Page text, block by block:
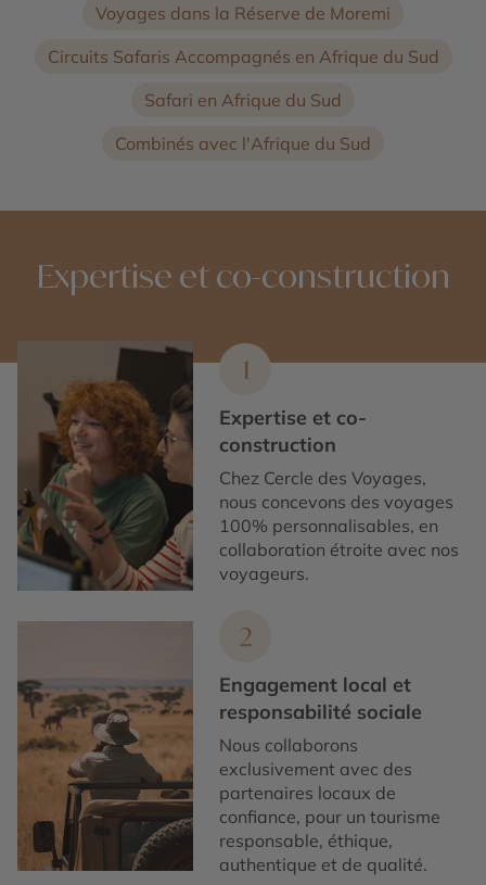
Voyages dans la Réserve de Moremi
Circuits Safaris Accompagnés en Afrique du Sud
Safari en Afrique du Sud
Combinés avec l'Afrique du Sud
Expertise et co-construction
1
Expertise et co-
construction
Chez Cercle des Voyages,
nous concevons des voyages
100% personnalisables, en
collaboration étroite avec nos
voyageurs.
2
Engagement local et
responsabilité sociale
Nous collaborons
exclusivement avec des
partenaires locaux de
confiance, pour un tourisme
responsable, éthique,
authentique et de qualité.